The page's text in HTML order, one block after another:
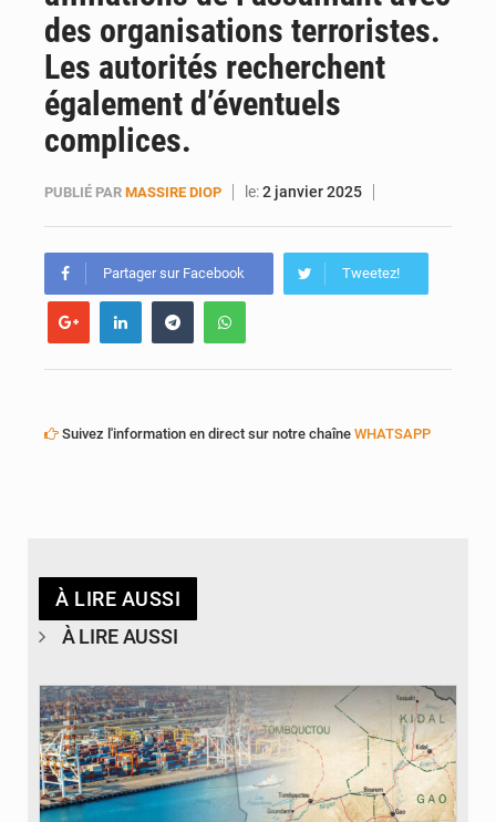
des organisations terroristes.
Les autorités recherchent
également d’éventuels
complices.
PUBLIÉ PAR MASSIRE DIOP le:2 janvier 2025
Partager sur Facebook Tweetez!
Suivez l'information en direct sur notre chaîne WHATSAPP
À LIRE AUSSI
À LIRE AUSSI
© JDM